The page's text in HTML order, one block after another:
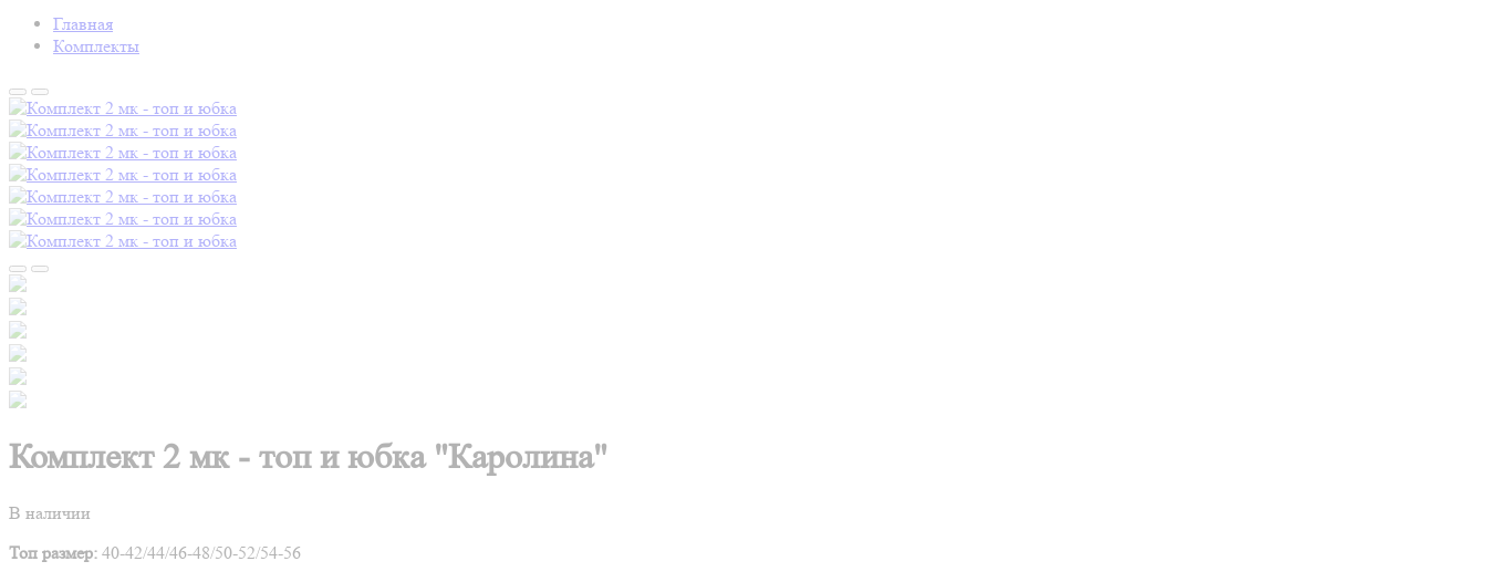
Главная
Комплекты
Комплект 2 мк - топ и юбка "Каролина"
В наличии
Топ размер: 40-42/44/46-48/50-52/54-56